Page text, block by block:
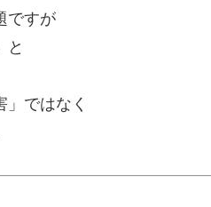
ですが
と
」ではなく